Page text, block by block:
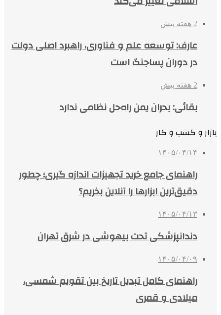
2 هفته پیش
عارف: توسعه علم و فناوری، راهبرد اصلی دولت
در دوران پساجنگ است
2 هفته پیش
بقائی: بحران یمن راه‌حل نظامی ندارد
بازار و کسب و کار
۱۴۰۵/۰۴/۱۴
راهنمای جامع خرید تجهیزات اندازه گیری؛ چطور
دقیق‌ترین ابزارها را آنلاین بخریم؟
۱۴۰۵/۰۴/۱۳
دندانپزشکی تحت بیهوشی در شرق تهران
۱۴۰۵/۰۴/۰۹
راهنمای کامل تبدیل تاریخ بین تقویم شمسی،
میلادی و قمری